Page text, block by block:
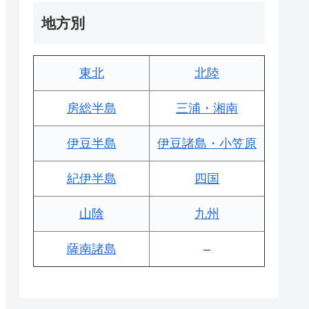
地方別
東北 北陸
房総半島 三浦・湘南
伊豆半島 伊豆諸島・小笠原
紀伊半島 四国
山陰 九州
薩南諸島 –